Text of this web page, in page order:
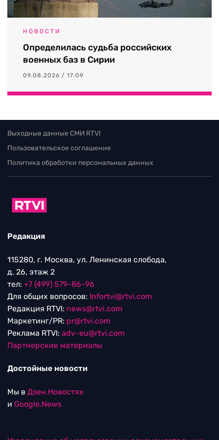
НОВОСТИ
Определилась судьба российских
военных баз в Сирии
09.08.2026 / 17:09
Выходные данные СМИ RTVI
Пользовательское соглашение
Политика обработки персональных данных
Редакция
115280, г. Москва, ул. Ленинская слобода,
д. 26, этаж 2
тел: +7 (499) 579-86-96
Для общих вопросов: Infortvi@rtvi.com
Редакция RTVI: news@rtvi.com
Маркетинг/PR: pr@rtvi.com
Реклама RTVI: adv-eu@rtvi.com
Партнерские материалы
Достойные новости
Мы в Дзен.Новостях
и Google.News